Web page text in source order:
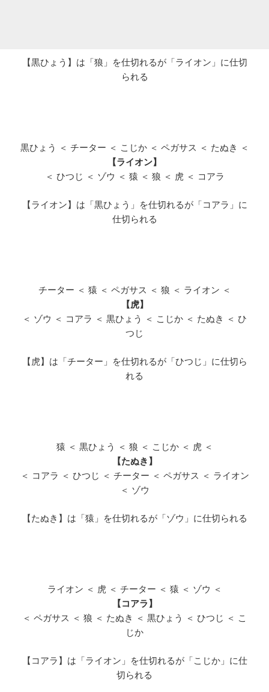
【黒ひょう】は「狼」を仕切れるが「ライオン」に仕切
られる
黒ひょう ＜ チーター ＜ こじか ＜ ペガサス ＜ たぬき ＜
【ライオン】
＜ ひつじ ＜ ゾウ ＜ 猿 ＜ 狼 ＜ 虎 ＜ コアラ
【ライオン】は「黒ひょう」を仕切れるが「コアラ」に
仕切られる
チーター ＜ 猿 ＜ ペガサス ＜ 狼 ＜ ライオン ＜
【虎】
＜ ゾウ ＜ コアラ ＜ 黒ひょう ＜ こじか ＜ たぬき ＜ ひ
つじ
【虎】は「チーター」を仕切れるが「ひつじ」に仕切ら
れる
猿 ＜ 黒ひょう ＜ 狼 ＜ こじか ＜ 虎 ＜
【たぬき】
＜ コアラ ＜ ひつじ ＜ チーター ＜ ペガサス ＜ ライオン
＜ ゾウ
【たぬき】は「猿」を仕切れるが「ゾウ」に仕切られる
ライオン ＜ 虎 ＜ チーター ＜ 猿 ＜ ゾウ ＜
【コアラ】
＜ ペガサス ＜ 狼 ＜ たぬき ＜ 黒ひょう ＜ ひつじ ＜ こ
じか
【コアラ】は「ライオン」を仕切れるが「こじか」に仕
切られる